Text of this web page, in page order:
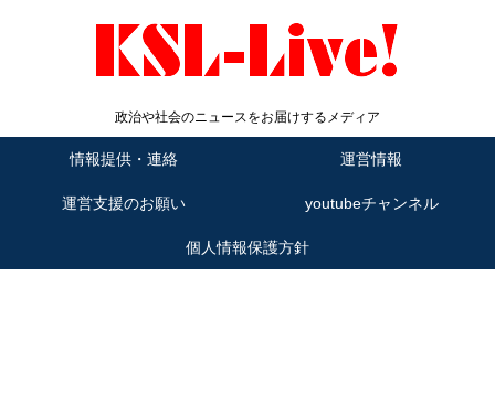
政治や社会のニュースをお届けするメディア
情報提供・連絡 運営情報
運営支援のお願い youtubeチャンネル
個人情報保護方針